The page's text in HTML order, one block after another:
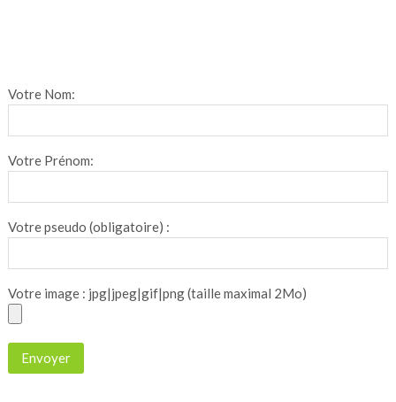
Votre Nom:
Votre Prénom:
Votre pseudo (obligatoire) :
Votre image : jpg|jpeg|gif|png (taille maximal 2Mo)